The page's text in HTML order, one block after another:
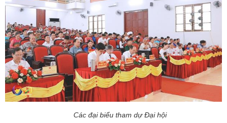
Các đại biểu tham dự Đại hội